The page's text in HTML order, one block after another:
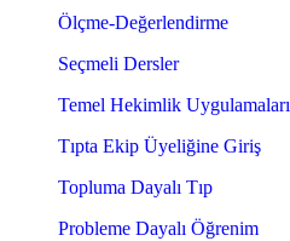
Ölçme-Değerlendirme
Seçmeli Dersler
Temel Hekimlik Uygulamaları
Tıpta Ekip Üyeliğine Giriş
Topluma Dayalı Tıp
Probleme Dayalı Öğrenim